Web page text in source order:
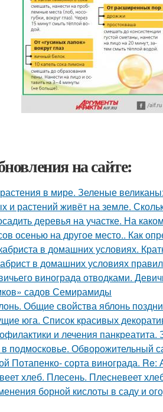
на сайте:
в мире. Зеленые
и растений живёт на земле.
деревья на участке. На
осенью на другое место.. Как
в домашних условиях.
в домашних условиях
винограда отводками.
садов Семирамиды
Общие свойства яблонь
юга. Список красивых
и лечения панкреатита.
подмосковье. Обворожительный
Потапенко- сорта винограда.
хлеб. Плесень. Плесневеет
борной кислоты в саду и